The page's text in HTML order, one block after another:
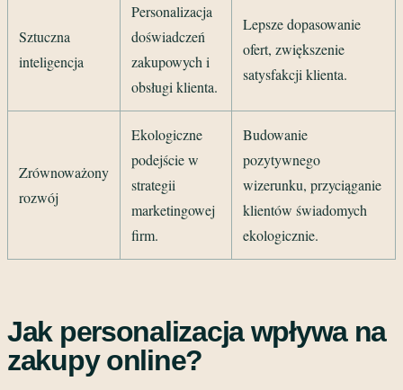
Sztuczna
inteligencja
Personalizacja
doświadczeń
zakupowych i
obsługi klienta.
Lepsze dopasowanie
ofert, zwiększenie
satysfakcji klienta.
Zrównoważony
rozwój
Ekologiczne
podejście w
strategii
marketingowej
firm.
Budowanie
pozytywnego
wizerunku, przyciąganie
klientów świadomych
ekologicznie.
Jak personalizacja wpływa na
zakupy online?